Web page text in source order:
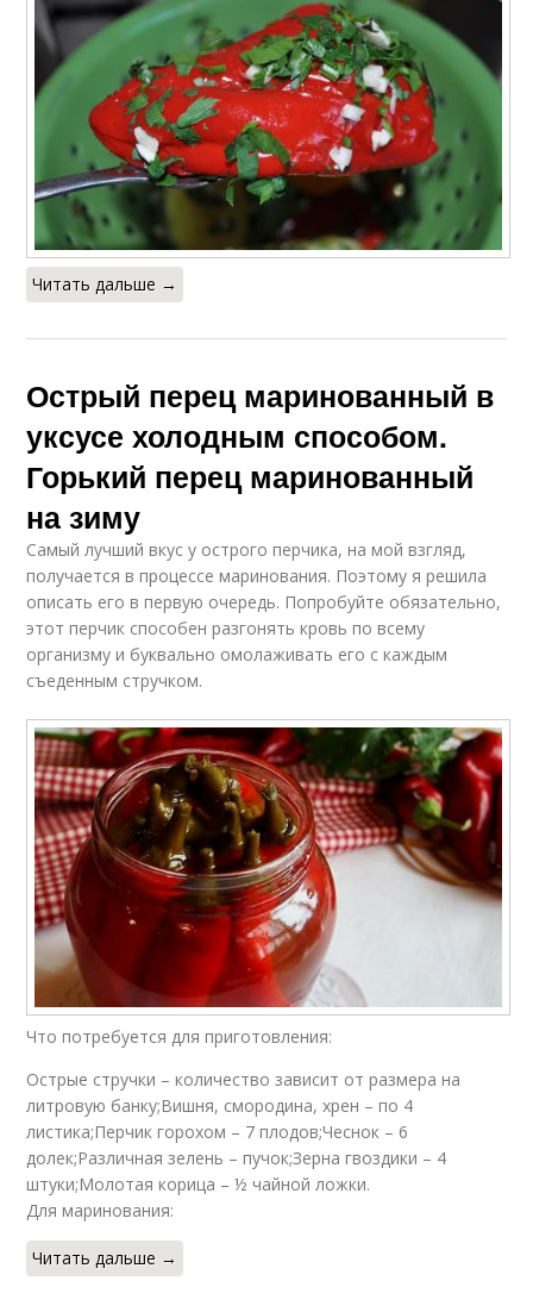
Читать дальше →
Острый перец маринованный в
уксусе холодным способом.
Горький перец маринованный
на зиму
Самый лучший вкус у острого перчика, на мой взгляд,
получается в процессе маринования. Поэтому я решила
описать его в первую очередь. Попробуйте обязательно,
этот перчик способен разгонять кровь по всему
организму и буквально омолаживать его с каждым
съеденным стручком.
Что потребуется для приготовления:
Острые стручки – количество зависит от размера на
литровую банку;Вишня, смородина, хрен – по 4
листика;Перчик горохом – 7 плодов;Чеснок – 6
долек;Различная зелень – пучок;Зерна гвоздики – 4
штуки;Молотая корица – ½ чайной ложки.
Для маринования:
Читать дальше →